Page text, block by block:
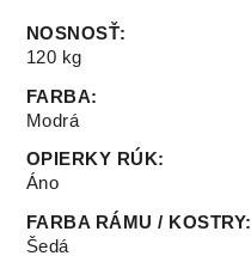
NOSNOSŤ:
120 kg
FARBA:
Modrá
OPIERKY RÚK:
Áno
FARBA RÁMU / KOSTRY:
Šedá